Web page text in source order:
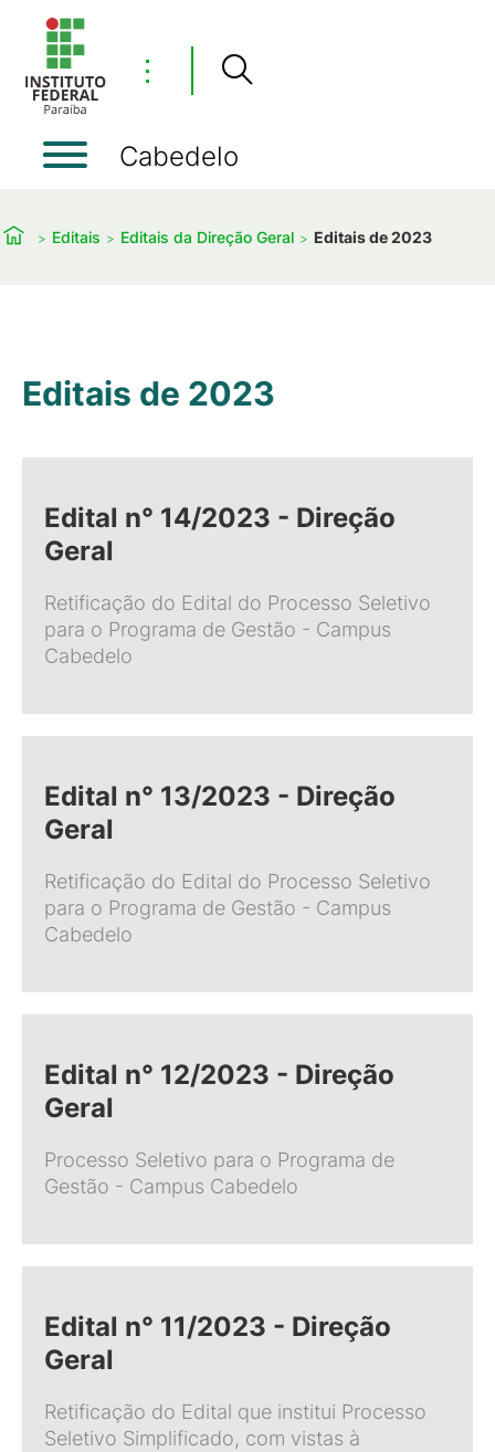
⋮
Cabedelo
Editais Editais da Direção Geral Editais de 2023
Editais de 2023
Edital n° 14/2023 - Direção
Geral
Retificação do Edital do Processo Seletivo
para o Programa de Gestão - Campus
Cabedelo
Edital n° 13/2023 - Direção
Geral
Retificação do Edital do Processo Seletivo
para o Programa de Gestão - Campus
Cabedelo
Edital n° 12/2023 - Direção
Geral
Processo Seletivo para o Programa de
Gestão - Campus Cabedelo
Edital n° 11/2023 - Direção
Geral
Retificação do Edital que institui Processo
Seletivo Simplificado, com vistas à